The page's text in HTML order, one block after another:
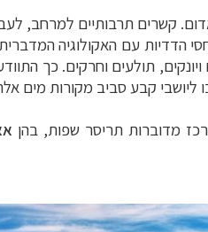
קשרים תרבותיים למרחב,
הדדיות עם האקולוגיה
ויונקים, תולעים וחרקים. כך
ליושבי קבע סביב מקורות מים
מדוברות תריסר שפות, בהן